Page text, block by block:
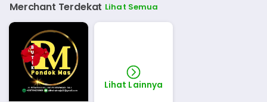
Merchant Terdekat Lihat Semua
Lihat Lainnya